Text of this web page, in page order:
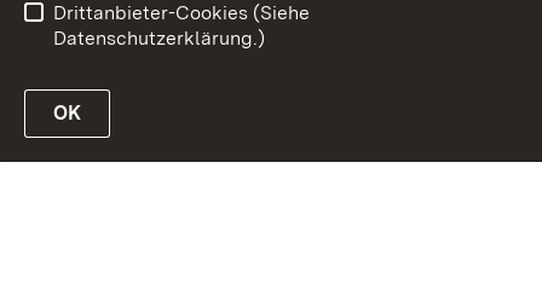
Drittanbieter-Cookies (Siehe
Datenschutzerklärung.)
OK